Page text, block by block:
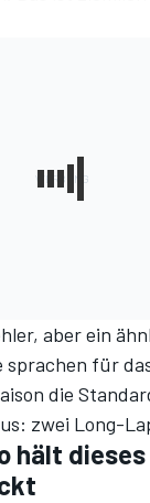
aber ein
sprachen für
die
zwei Long-
hält